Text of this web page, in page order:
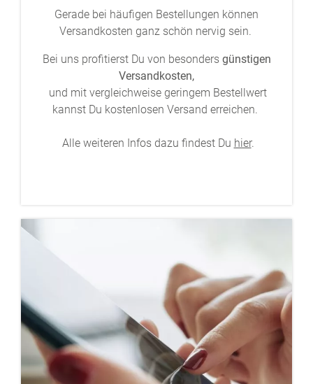
Gerade bei häufigen Bestellungen können
Versandkosten ganz schön nervig sein.
Bei uns profitierst Du von besonders günstigen
Versandkosten,
und mit vergleichweise geringem Bestellwert
kannst Du kostenlosen Versand erreichen.
Alle weiteren Infos dazu findest Du hier.